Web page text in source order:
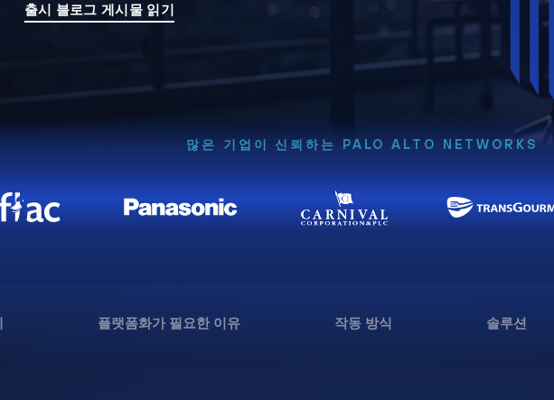
출시 블로그 게시물 읽기
많은 기업이 신뢰하는 PALO ALTO NETWORKS
플랫폼화가 필요한 이유 작동 방식 솔루션